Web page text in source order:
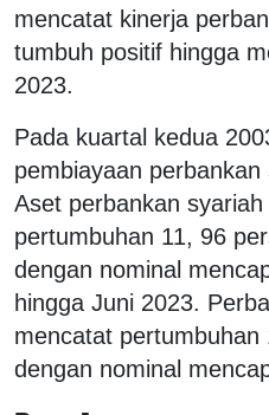
mencatat kinerja
tumbuh positif hingga
2023.
Pada kuartal kedua
pembiayaan
Aset perbankan
pertumbuhan 11, 96
dengan nominal
hingga Juni 2023.
mencatat pertumbuhan
dengan nominal